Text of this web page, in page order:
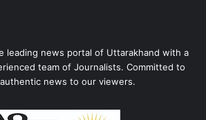
leading news portal of Uttarakhand with a
team of Journalists. Committed to
news to our viewers.